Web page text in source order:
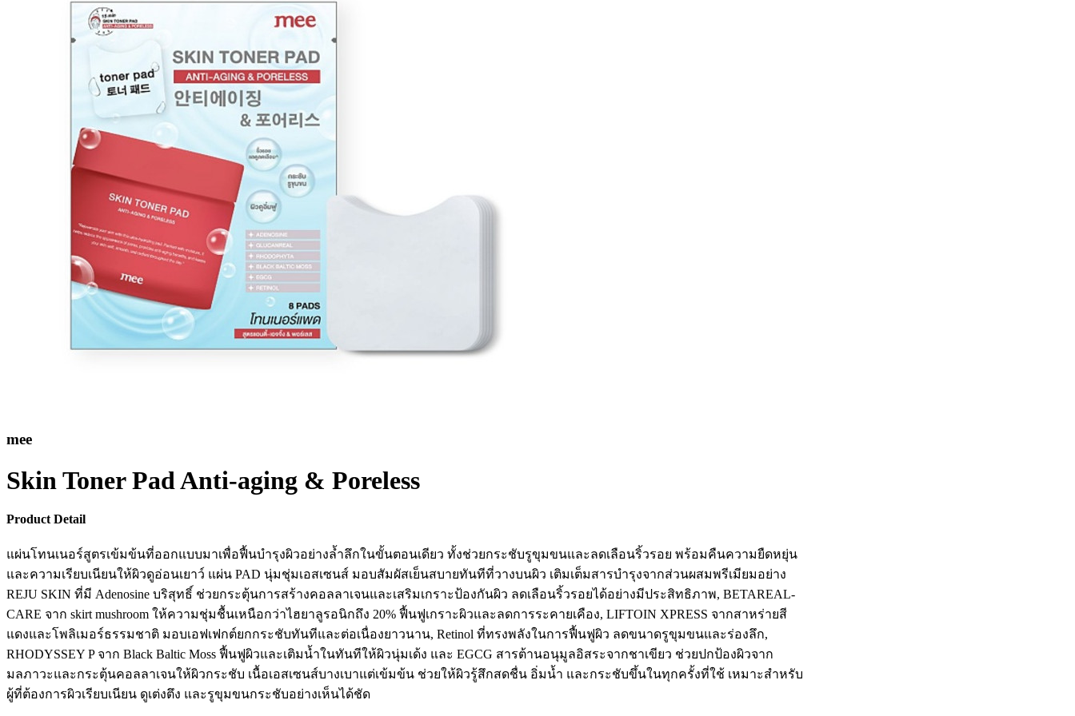
mee
Skin Toner Pad Anti-aging & Poreless
Product Detail
แผ่นโทนเนอร์สูตรเข้มข้นที่ออกแบบมาเพื่อฟื้นบำรุงผิวอย่างล้ำลึกในขั้นตอนเดียว ทั้งช่วยกระชับรูขุมขนและลดเลือนริ้วรอย พร้อมคืนความยืดหยุ่น
และความเรียบเนียนให้ผิวดูอ่อนเยาว์ แผ่น PAD นุ่มชุ่มเอสเซนส์ มอบสัมผัสเย็นสบายทันทีที่วางบนผิว เติมเต็มสารบำรุงจากส่วนผสมพรีเมียมอย่าง
REJU SKIN ที่มี Adenosine บริสุทธิ์ ช่วยกระตุ้นการสร้างคอลลาเจนและเสริมเกราะป้องกันผิว ลดเลือนริ้วรอยได้อย่างมีประสิทธิภาพ, BETAREAL-
CARE จาก skirt mushroom ให้ความชุ่มชื้นเหนือกว่าไฮยาลูรอนิกถึง 20% ฟื้นฟูเกราะผิวและลดการระคายเคือง, LIFTOIN XPRESS จากสาหร่ายสี
แดงและโพลิเมอร์ธรรมชาติ มอบเอฟเฟกต์ยกกระชับทันทีและต่อเนื่องยาวนาน, Retinol ที่ทรงพลังในการฟื้นฟูผิว ลดขนาดรูขุมขนและร่องลึก,
RHODYSSEY P จาก Black Baltic Moss ฟื้นฟูผิวและเติมน้ำในทันทีให้ผิวนุ่มเด้ง และ EGCG สารต้านอนุมูลอิสระจากชาเขียว ช่วยปกป้องผิวจาก
มลภาวะและกระตุ้นคอลลาเจนให้ผิวกระชับ เนื้อเอสเซนส์บางเบาแต่เข้มข้น ช่วยให้ผิวรู้สึกสดชื่น อิ่มน้ำ และกระชับขึ้นในทุกครั้งที่ใช้ เหมาะสำหรับ
ผู้ที่ต้องการผิวเรียบเนียน ดูเต่งตึง และรูขุมขนกระชับอย่างเห็นได้ชัด